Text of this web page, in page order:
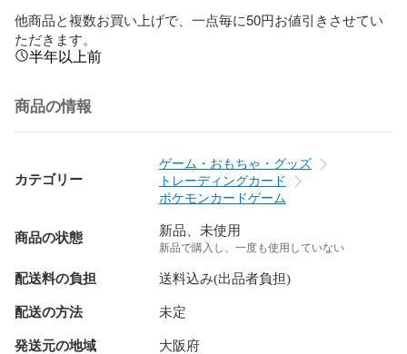
他商品と複数お買い上げで、一点毎に50円お値引きさせてい
ただきます。
半年以上前
商品の情報
カテゴリー
ゲーム・おもちゃ・グッズ
トレーディングカード
ポケモンカードゲーム
商品の状態 新品、未使用
新品で購入し、一度も使用していない
配送料の負担 送料込み(出品者負担)
配送の方法 未定
発送元の地域 大阪府